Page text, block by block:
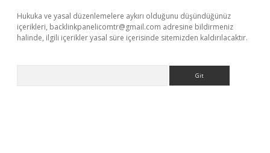
Hukuka ve yasal düzenlemelere aykırı olduğunu düşündüğünüz
içerikleri, backlinkpanelicomtr@gmail.com adresine bildirmeniz
halinde, ilgili içerikler yasal süre içerisinde sitemizden kaldırılacaktır.